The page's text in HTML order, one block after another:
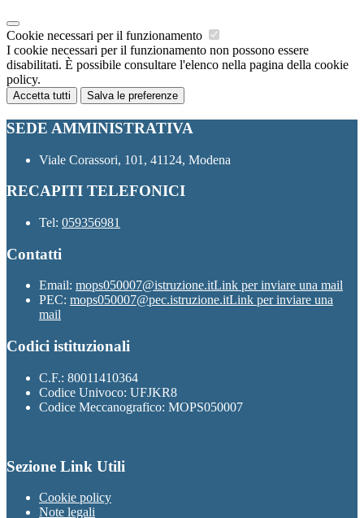
Cookie necessari per il funzionamento
I cookie necessari per il funzionamento non possono essere
disabilitati. È possibile consultare l'elenco nella pagina della cookie
policy.
Accetta tutti Salva le preferenze
SEDE AMMINISTRATIVA
Viale Corassori, 101, 41124, Modena
RECAPITI TELEFONICI
Tel: 059356981
Contatti
Email: mops050007@istruzione.itLink per inviare una mail
PEC: mops050007@pec.istruzione.itLink per inviare una
mail
Codici istituzionali
C.F.: 80011410364
Codice Univoco: UFJKR8
Codice Meccanografico: MOPS050007
Sezione Link Utili
Cookie policy
Note legali